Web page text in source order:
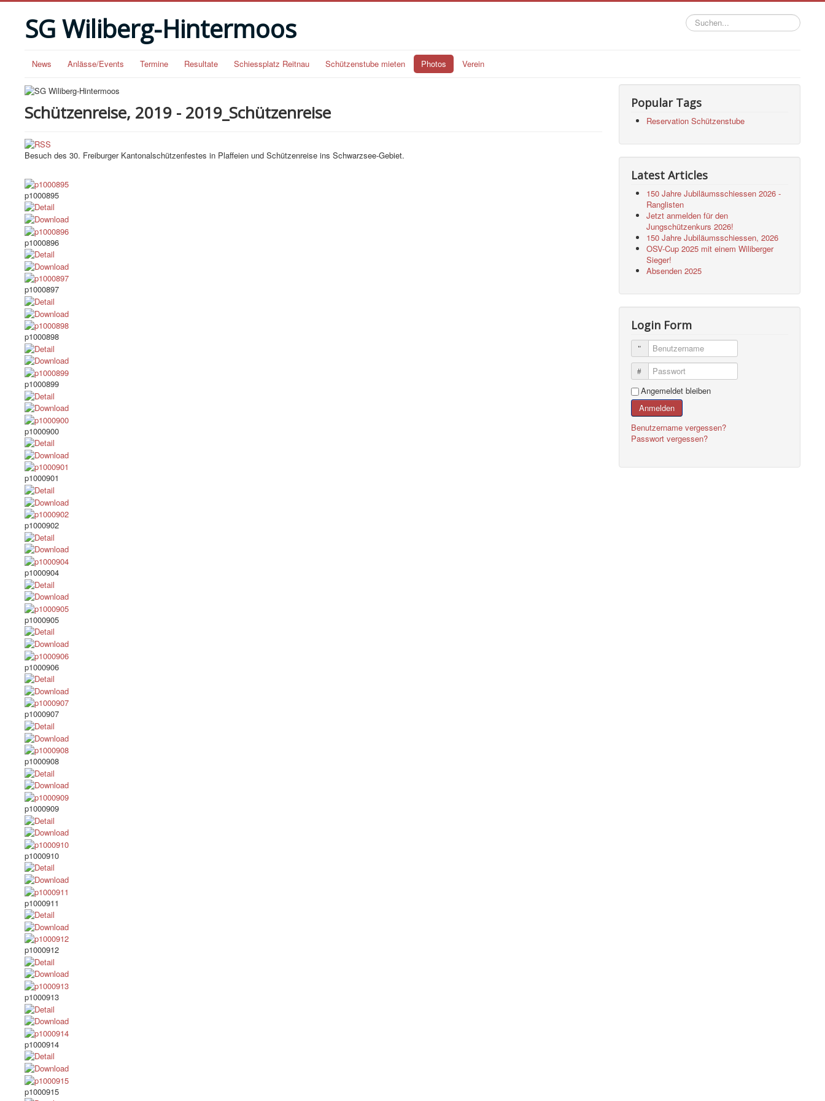
SG Wiliberg-Hintermoos Suchen...
News Anlässe/Events Termine Resultate Schiessplatz Reitnau Schützenstube mieten Photos Verein
Schützenreise, 2019 - 2019_Schützenreise
Besuch des 30. Freiburger Kantonalschützenfestes in Plaffeien und Schützenreise ins Schwarzsee-Gebiet.
p1000895
p1000896
p1000897
p1000898
p1000899
p1000900
p1000901
p1000902
p1000904
p1000905
p1000906
p1000907
p1000908
p1000909
p1000910
p1000911
p1000912
p1000913
p1000914
p1000915
Popular Tags
Reservation Schützenstube
Latest Articles
150 Jahre Jubiläumsschiessen 2026 -
Ranglisten
Jetzt anmelden für den
Jungschützenkurs 2026!
150 Jahre Jubiläumsschiessen, 2026
OSV-Cup 2025 mit einem Wiliberger
Sieger!
Absenden 2025
Login Form
Benutzername
Passwort
Angemeldet bleiben
Anmelden
Benutzername vergessen?
Passwort vergessen?